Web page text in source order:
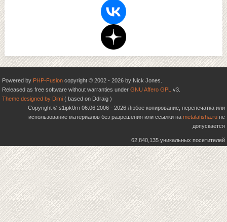
Powered by PHP-Fusion copyright © 2002 - 2026 by Nick Jones.
Released as free software without warranties under GNU Affero GPL v3.
Theme designed by Dimi ( based on Ddraig )
Copyright © s1ipk0rn 06.06.2006 - 2026 Любое копирование, перепечатка или
использование материалов без разрешения или ссылки на metalafisha.ru не
допускается
62,840,135 уникальных посетителей